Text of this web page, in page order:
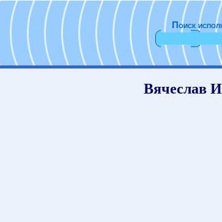
Поиск
Вячеслав